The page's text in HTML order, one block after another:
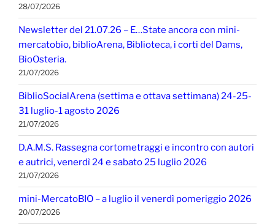
28/07/2026
Newsletter del 21.07.26 – E…State ancora con mini-
mercatobio, biblioArena, Biblioteca, i corti del Dams,
BioOsteria.
21/07/2026
BiblioSocialArena (settima e ottava settimana) 24-25-
31 luglio-1 agosto 2026
21/07/2026
D.A.M.S. Rassegna cortometraggi e incontro con autori
e autrici, venerdì 24 e sabato 25 luglio 2026
21/07/2026
mini-MercatoBIO – a luglio il venerdì pomeriggio 2026
20/07/2026